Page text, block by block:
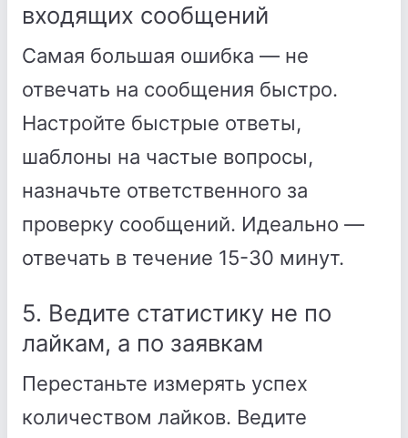
входящих сообщений
Самая большая ошибка — не
отвечать на сообщения быстро.
Настройте быстрые ответы,
шаблоны на частые вопросы,
назначьте ответственного за
проверку сообщений. Идеально —
отвечать в течение 15-30 минут.
5. Ведите статистику не по
лайкам, а по заявкам
Перестаньте измерять успех
количеством лайков. Ведите